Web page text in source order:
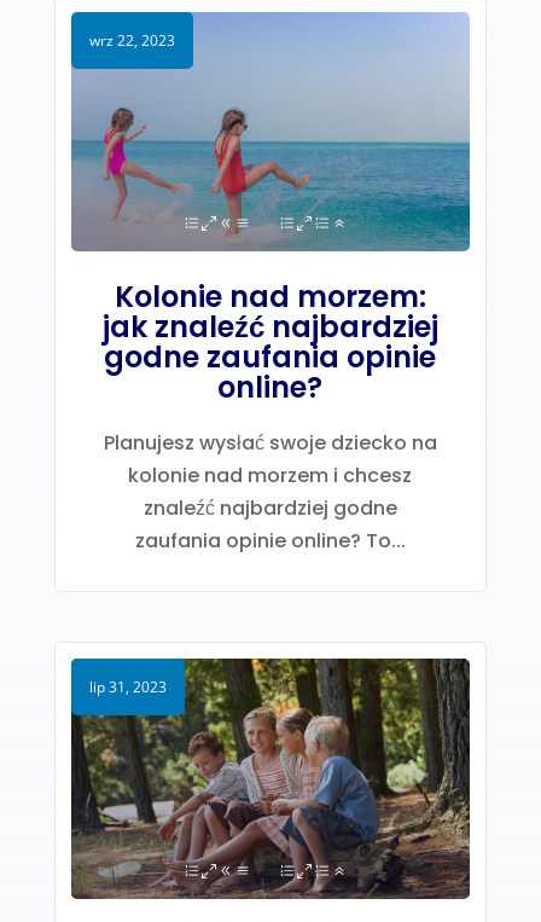
wrz 22, 2023
Kolonie nad morzem:
jak znaleźć najbardziej
godne zaufania opinie
online?
Planujesz wysłać swoje dziecko na
kolonie nad morzem i chcesz
znaleźć najbardziej godne
zaufania opinie online? To...
lip 31, 2023